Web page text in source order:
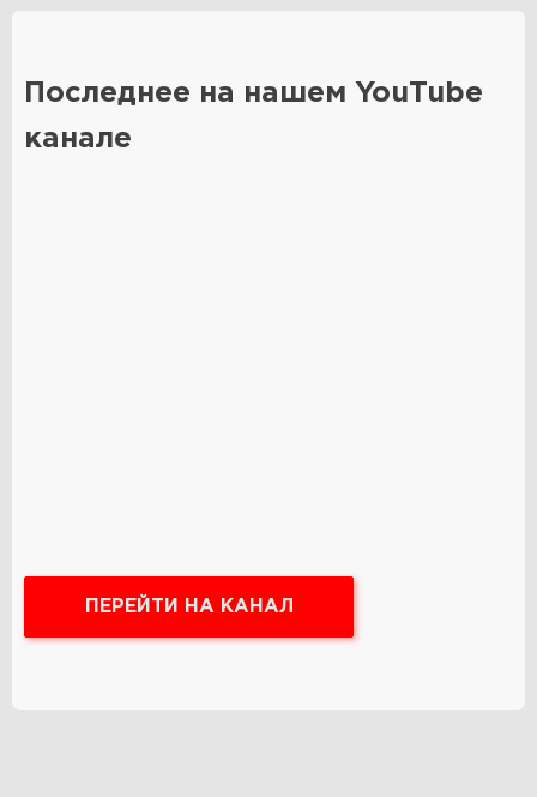
Последнее на нашем YouTube
канале
ПЕРЕЙТИ НА КАНАЛ